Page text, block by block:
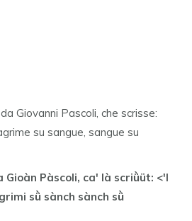
Giovanni Pascoli, che scrisse:
su sangue, sangue su
Gioàn Pàscoli, ca' là scriǜüt: <'l
sǜ sànch sànch sǜ